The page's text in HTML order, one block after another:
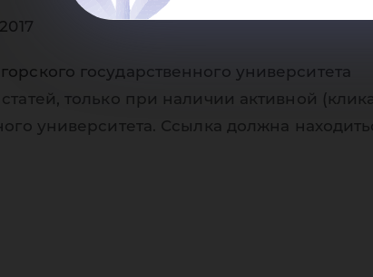
государственного университета
только при наличии активной
университета. Ссылка должна